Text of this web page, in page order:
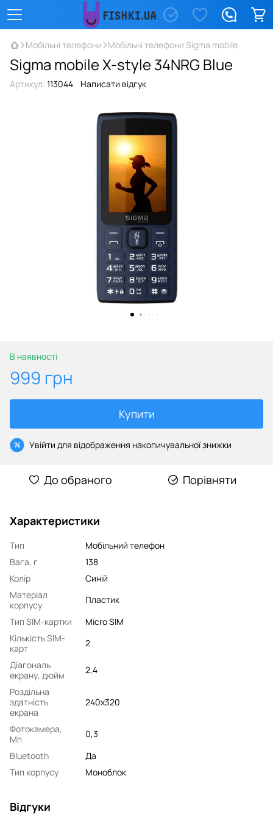
Мобільні телефони Мобільні телефони Sigma mobile
Sigma mobile X-style 34NRG Blue
Артикул: 113044 Написати відгук
В наявності
999 грн
Купити
% Увійти для відображення накопичувальної знижки
До обраного Порівняти
Характеристики
Тип
Мобільний телефон
Вага, г
138
Колір
Синій
Матеріал
корпусу
Пластик
Тип SIM-картки
Micro SIM
Кількість SIM-
карт
2
Діагональ
екрану, дюйм
2,4
Роздільна
здатність
екрана
240x320
Фотокамера,
Мп
0,3
Bluetooth
Да
Тип корпусу
Моноблок
Відгуки